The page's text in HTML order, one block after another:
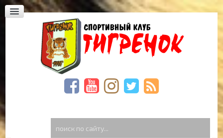
Юридическая академия, Фонтанская дорога,
Богдана Хмельницкого,59
Спиридоновская, 23. Школа «Престиж»
Видео архив